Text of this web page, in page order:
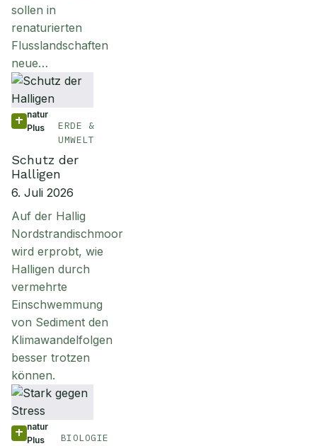
sollen in
renaturierten
Flusslandschaften
neue…
natur
Plus
ERDE &
UMWELT
Schutz der
Halligen
6. Juli 2026
Auf der Hallig
Nordstrandischmoor
wird erprobt, wie
Halligen durch
vermehrte
Einschwemmung
von Sediment den
Klimawandelfolgen
besser trotzen
können.
natur
Plus
BIOLOGIE